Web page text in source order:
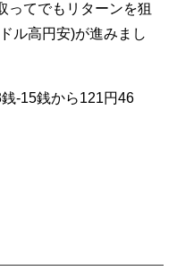
ってでもリターンを狙
ル高円安)が進みまし
-15銭から121円46